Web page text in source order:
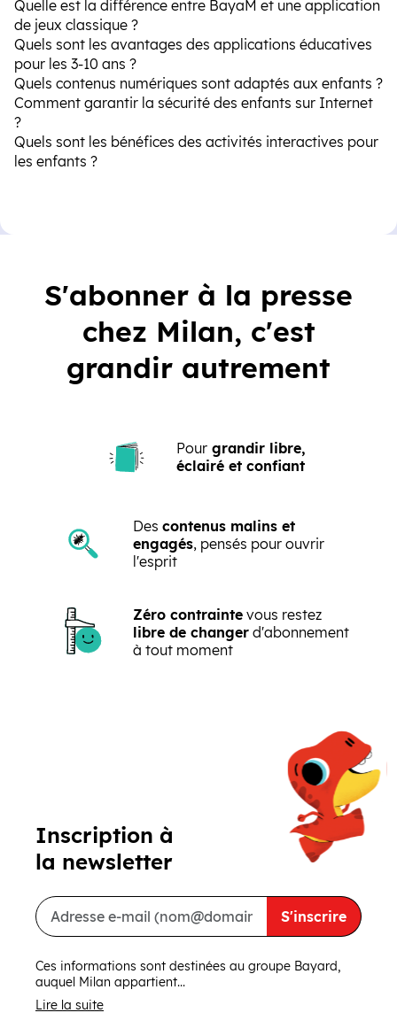
Quelle est la différence entre BayaM et une application
de jeux classique ?
Quels sont les avantages des applications éducatives
pour les 3-10 ans ?
Quels contenus numériques sont adaptés aux enfants ?
Comment garantir la sécurité des enfants sur Internet
?
Quels sont les bénéfices des activités interactives pour
les enfants ?
S'abonner à la presse
chez Milan, c'est
grandir autrement
Pour grandir libre,
éclairé et confiant
Des contenus malins et
engagés, pensés pour ouvrir
l'esprit
Zéro contrainte vous restez
libre de changer d'abonnement
à tout moment
Inscription à
la newsletter
S'inscrire
Ces informations sont destinées au groupe Bayard,
auquel Milan appartient...
Lire la suite